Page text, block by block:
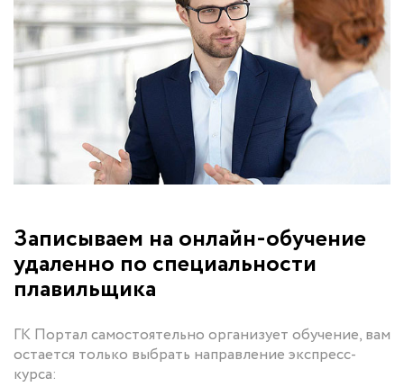
Записываем на онлайн-обучение
удаленно по специальности
плавильщика
ГК Портал самостоятельно организует обучение, вам
остается только выбрать направление экспресс-
курса: